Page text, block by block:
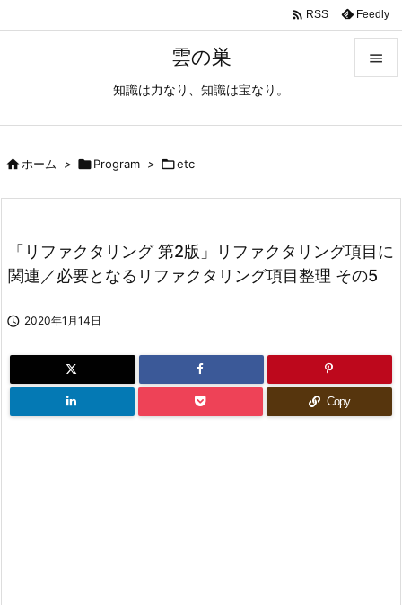
雲の巣
知識は力なり、知識は宝なり。

次へ

 RSS Feedly
ホーム > Program > etc
「リファクタリング 第2版」リファクタリング項目に
関連／必要となるリファクタリング項目整理 その5
 2020年1月14日
Copy